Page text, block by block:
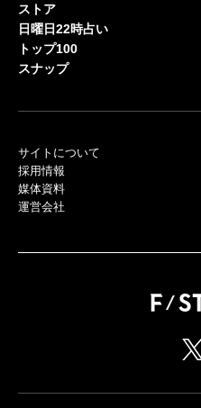
ストア
日曜日22時占い
トップ100
スナップ
サイトについて
採用情報
媒体資料
運営会社